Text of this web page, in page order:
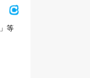
」等